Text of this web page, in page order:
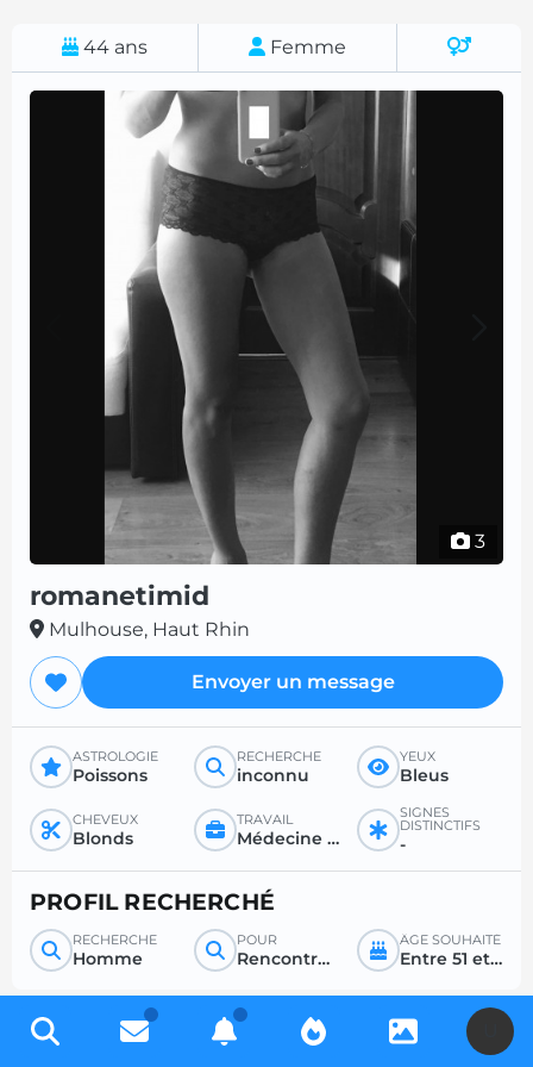
44 ans Femme
3
romanetimid
Mulhouse, Haut Rhin
Envoyer un message
ASTROLOGIE
Poissons
RECHERCHE
inconnu
YEUX
Bleus
CHEVEUX
Blonds
TRAVAIL
Médecine générale ou spécialisée
SIGNES
DISTINCTIFS
-
PROFIL RECHERCHÉ
RECHERCHE
Homme
POUR
Rencontre sérieuse
ÂGE SOUHAITÉ
Entre 51 et 99
Inscrivez-vous gratuitement pour accéder à des